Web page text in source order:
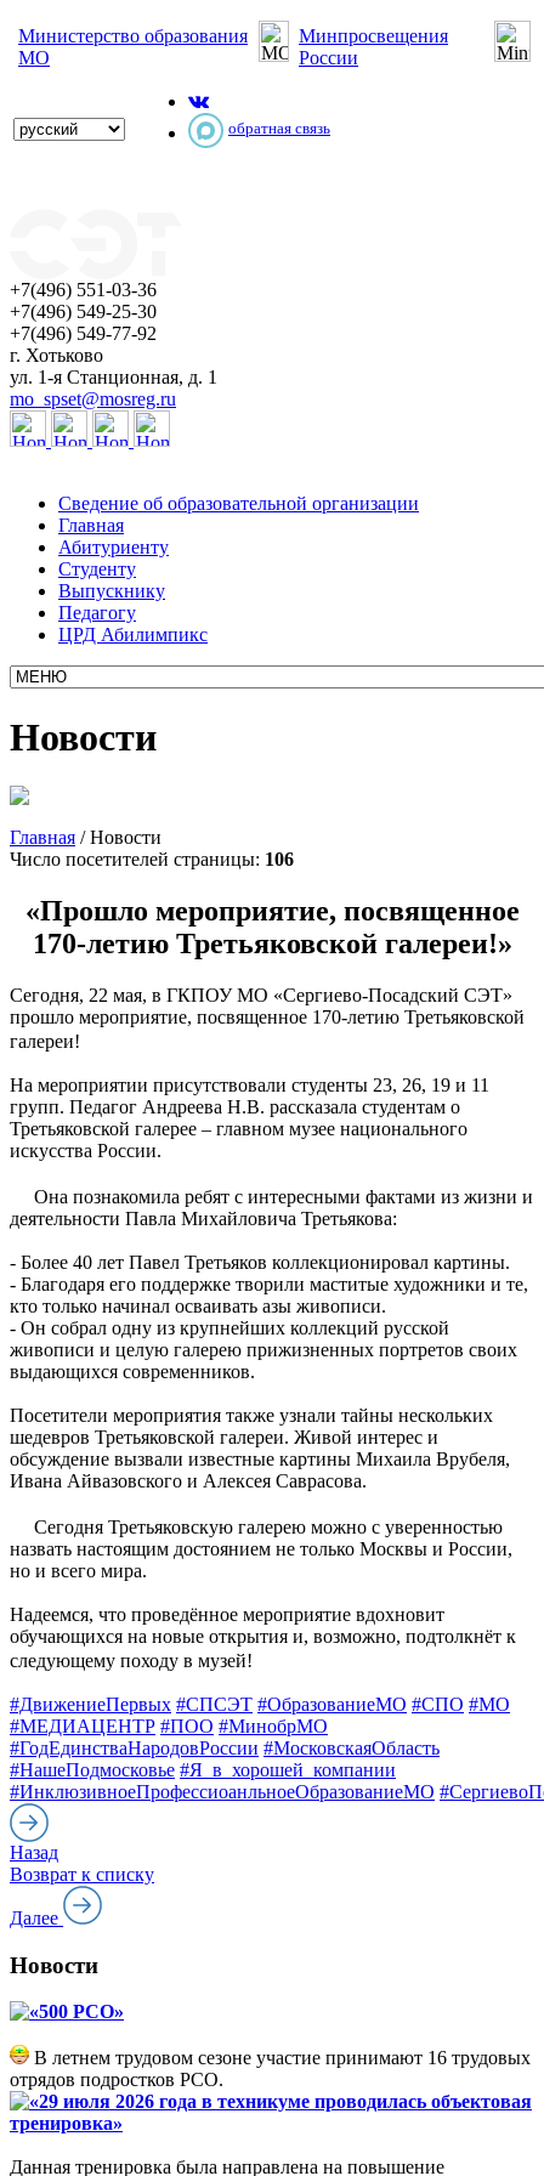
Министерство образования
МО
Минпросвещения
России
обратная связь
+7(496) 551-03-36
+7(496) 549-25-30
+7(496) 549-77-92
г. Хотьково
ул. 1-я Станционная, д. 1
mo_spset@mosreg.ru
Сведение об образовательной организации
Главная
Абитуриенту
Студенту
Выпускнику
Педагогу
ЦРД Абилимпикс
Новости
Главная /Новости
Число посетителей страницы: 106
«Прошло мероприятие, посвященное
170-летию Третьяковской галереи!»
Сегодня, 22 мая, в ГКПОУ МО «Сергиево-Посадский СЭТ»
прошло мероприятие, посвященное 170-летию Третьяковской
галереи!
На мероприятии присутствовали студенты 23, 26, 19 и 11
групп. Педагог Андреева Н.В. рассказала студентам о
Третьяковской галерее – главном музее национального
искусства России.
Она познакомила ребят с интересными фактами из жизни и
деятельности Павла Михайловича Третьякова:
- Более 40 лет Павел Третьяков коллекционировал картины.
- Благодаря его поддержке творили маститые художники и те,
кто только начинал осваивать азы живописи.
- Он собрал одну из крупнейших коллекций русской
живописи и целую галерею прижизненных портретов своих
выдающихся современников.
Посетители мероприятия также узнали тайны нескольких
шедевров Третьяковской галереи. Живой интерес и
обсуждение вызвали известные картины Михаила Врубеля,
Ивана Айвазовского и Алексея Саврасова.
Сегодня Третьяковскую галерею можно с уверенностью
назвать настоящим достоянием не только Москвы и России,
но и всего мира.
Надеемся, что проведённое мероприятие вдохновит
обучающихся на новые открытия и, возможно, подтолкнёт к
следующему походу в музей!
#ДвижениеПервых #СПСЭТ #ОбразованиеМО #СПО #МО
#МЕДИАЦЕНТР #ПОО #МинобрМО
#ГодЕдинстваНародовРоссии #МосковскаяОбласть
#НашеПодмосковье #Я_в_хорошей_компании
#ИнклюзивноеПрофессиоанльноеОбразованиеМО
Назад
Возврат к списку
Далее
Новости
«500 РСО»
В летнем трудовом сезоне участие принимают 16 трудовых
отрядов подростков РСО.
«29 июля 2026 года в техникуме проводилась объектовая
тренировка»
Данная тренировка была направлена на повышение